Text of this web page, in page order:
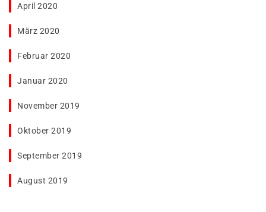
April 2020
März 2020
Februar 2020
Januar 2020
November 2019
Oktober 2019
September 2019
August 2019